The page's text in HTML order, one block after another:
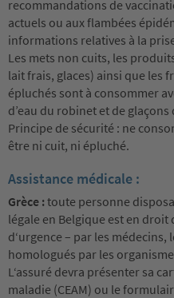
recommandations de
actuels ou aux flambées
informations relatives à la
Les mets non cuits, les
lait frais, glaces) ainsi que les
épluchés sont à consommer
d’eau du robinet et de
Principe de sécurité : ne
être ni cuit, ni épluché.
Assistance médicale :
Grèce :toute personne
légale en Belgique est en droit
d‘urgence – par les
homologués par les
L‘assuré devra présenter sa
maladie (CEAM) ou le